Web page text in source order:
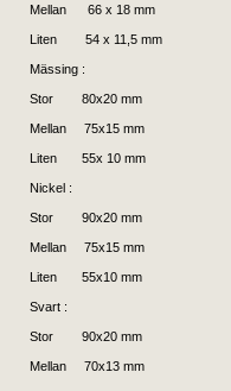
Mellan 66 x 18 mm
Liten 54 x 11,5 mm
Mässing :
Stor 80x20 mm
Mellan 75x15 mm
Liten 55x 10 mm
Nickel :
Stor 90x20 mm
Mellan 75x15 mm
Liten 55x10 mm
Svart :
Stor 90x20 mm
Mellan 70x13 mm